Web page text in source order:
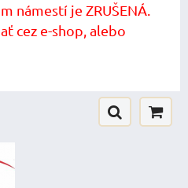
námestí je ZRUŠENÁ.
cez e-shop, alebo